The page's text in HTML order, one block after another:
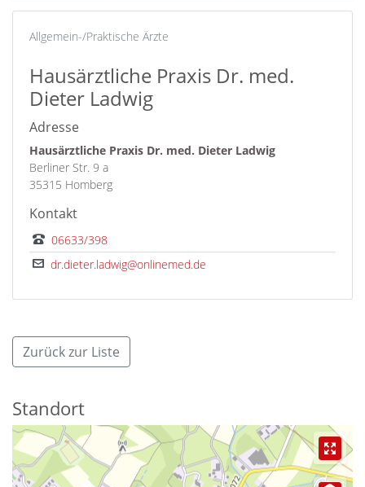
Allgemein-/Praktische Ärzte
Hausärztliche Praxis Dr. med.
Dieter Ladwig
Adresse
Hausärztliche Praxis Dr. med. Dieter Ladwig
Berliner Str. 9 a
35315 Homberg
Kontakt
06633/398
dr.dieter.ladwig@onlinemed.de
Zurück zur Liste
Standort